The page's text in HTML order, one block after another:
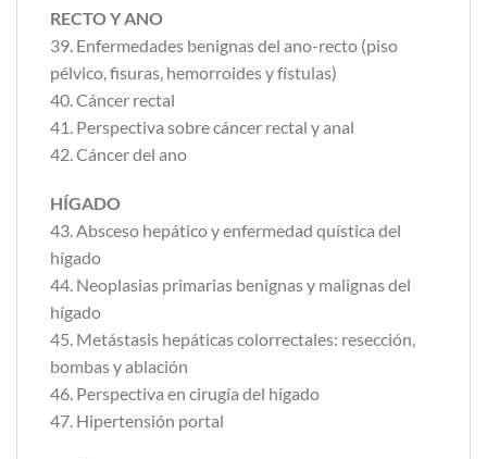
RECTO Y ANO
39. Enfermedades benignas del ano-recto (piso
pélvico, fisuras, hemorroides y fístulas)
40. Cáncer rectal
41. Perspectiva sobre cáncer rectal y anal
42. Cáncer del ano
HÍGADO
43. Absceso hepático y enfermedad quística del
hígado
44. Neoplasias primarias benignas y malignas del
hígado
45. Metástasis hepáticas colorrectales: resección,
bombas y ablación
46. Perspectiva en cirugía del hígado
47. Hipertensión portal